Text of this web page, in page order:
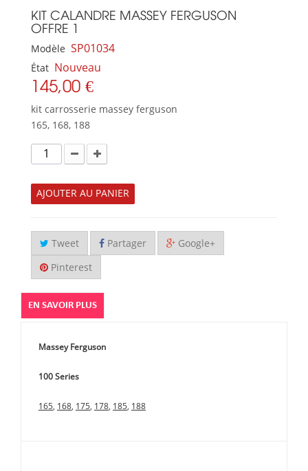
KIT CALANDRE MASSEY FERGUSON
OFFRE 1
Modèle SP01034
État Nouveau
145,00 €
kit carrosserie massey ferguson
165, 168, 188
AJOUTER AU PANIER
Tweet Partager Google+
Pinterest
EN SAVOIR PLUS
Massey Ferguson
100 Series
165, 168, 175, 178, 185, 188